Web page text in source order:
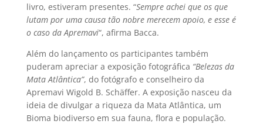
livro, estiveram presentes. “Sempre achei que os que
lutam por uma causa tão nobre merecem apoio, e esse é
o caso da Apremavi“, afirma Bacca.
Além do lançamento os participantes também
puderam apreciar a exposição fotográfica “Belezas da
Mata Atlântica”, do fotógrafo e conselheiro da
Apremavi Wigold B. Schäffer. A exposição nasceu da
ideia de divulgar a riqueza da Mata Atlântica, um
Bioma biodiverso em sua fauna, flora e população.